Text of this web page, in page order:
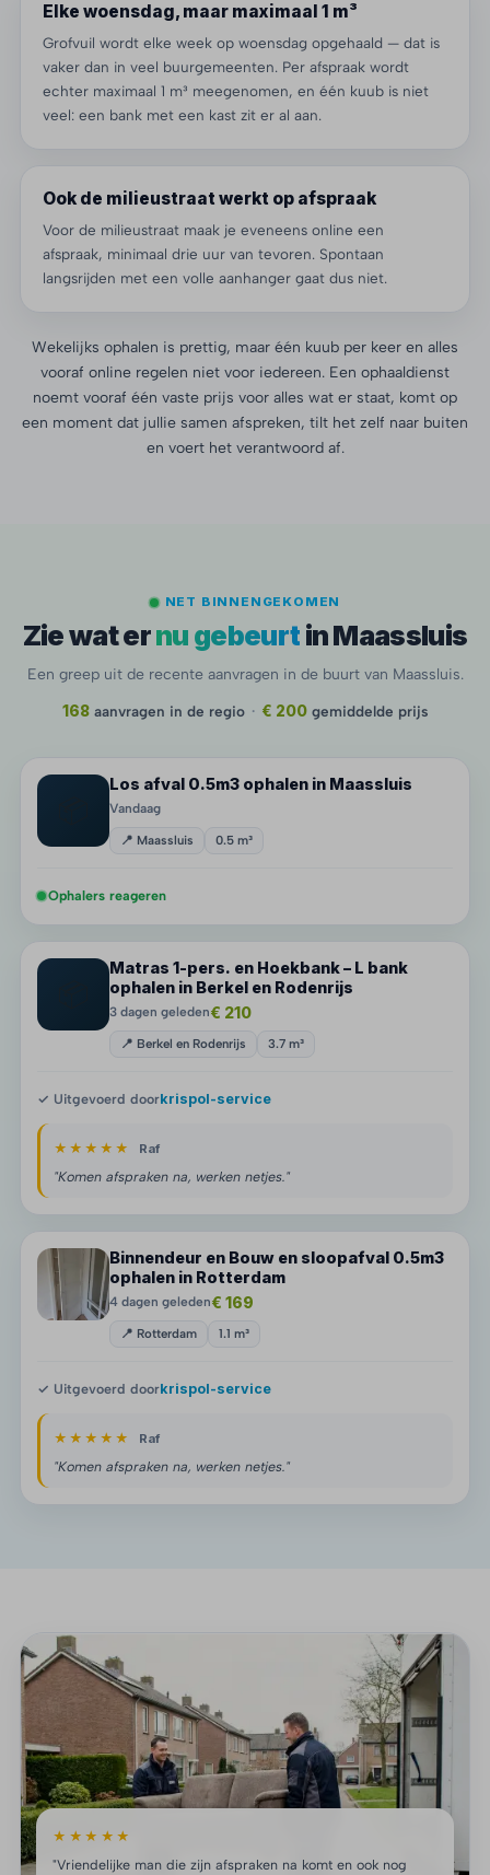
Elke woensdag, maar maximaal 1 m³
Grofvuil wordt elke week op woensdag opgehaald — dat is
vaker dan in veel buurgemeenten. Per afspraak wordt
echter maximaal 1 m³ meegenomen, en één kuub is niet
veel: een bank met een kast zit er al aan.
Ook de milieustraat werkt op afspraak
Voor de milieustraat maak je eveneens online een
afspraak, minimaal drie uur van tevoren. Spontaan
langsrijden met een volle aanhanger gaat dus niet.
Wekelijks ophalen is prettig, maar één kuub per keer en alles
vooraf online regelen niet voor iedereen. Een ophaaldienst
noemt vooraf één vaste prijs voor alles wat er staat, komt op
een moment dat jullie samen afspreken, tilt het zelf naar buiten
en voert het verantwoord af.
NET BINNENGEKOMEN
Zie wat ernu gebeurt in Maassluis
Een greep uit de recente aanvragen in de buurt van Maassluis.
168aanvragen in de regio · € 200gemiddelde prijs
Los afval 0.5m3 ophalen in Maassluis
Vandaag
📍 Maassluis 0.5 m³
Ophalers reageren
Matras 1-pers. en Hoekbank – L bank
ophalen in Berkel en Rodenrijs
3 dagen geleden€ 210
📍 Berkel en Rodenrijs 3.7 m³
✓ Uitgevoerd doorkrispol-service
★★★★★ Raf
"Komen afspraken na, werken netjes."
Binnendeur en Bouw en sloopafval 0.5m3
ophalen in Rotterdam
4 dagen geleden€ 169
📍 Rotterdam 1.1 m³
✓ Uitgevoerd doorkrispol-service
★★★★★ Raf
"Komen afspraken na, werken netjes."
★★★★★
"Vriendelijke man die zijn afspraken na komt en ook nog